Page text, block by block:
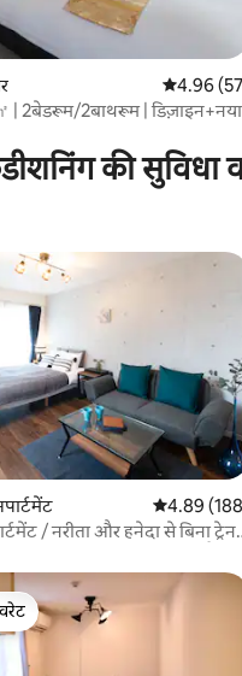
औसत रेटिंग
4.96
| 2बेडरूम/2बाथरूम | डिज़ाइन+नया
की सुविधा
औसत रेटिंग
4.89
/ नरीता और हनेदा से बिना ट्रेन
और स्काईट्री / W...